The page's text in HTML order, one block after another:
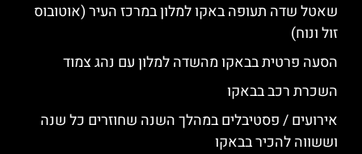
שאטל שדה תעופה באקו למלון במרכז העיר (אוטובוס
זול ונוח)
הסעה פרטית בבאקו מהשדה למלון עם נהג צמוד
השכרת רכב בבאקו
אירועים / פסטיבלים במהלך השנה שחוזרים כל שנה
וששווה להכיר בבאקו